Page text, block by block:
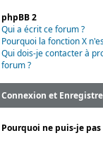
phpBB 2
Qui a écrit ce forum ?
Pourquoi la fonction X
Qui dois-je contacter à
forum ?
Connexion et
Pourquoi ne puis-je